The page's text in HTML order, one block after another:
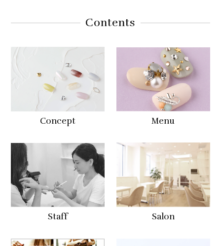
Contents
Concept Menu
Staff Salon